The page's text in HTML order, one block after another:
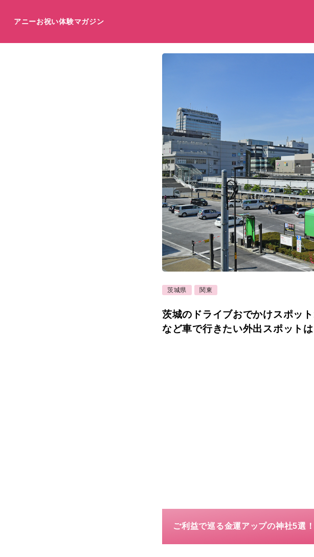
アニーお祝い体験マガジン
茨城県 関東
茨城のドライブおでかけスポッ
など車で行きたい外出スポットは
ご利益で巡る金運アップの神社5選！